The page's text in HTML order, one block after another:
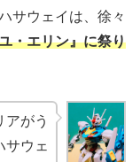
サウェイは、徐々
・エリン』に祭り
アがう
サウェ